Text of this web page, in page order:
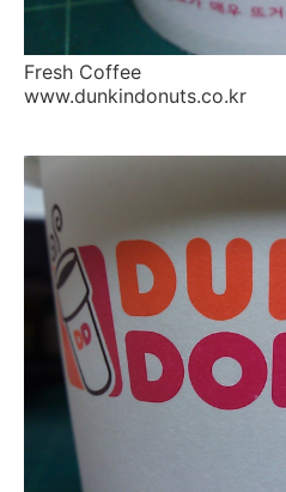
Fresh Coffee
www.dunkindonuts.co.kr